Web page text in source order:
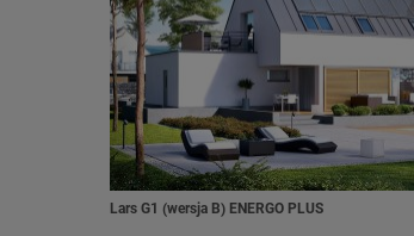
Lars G1 (wersja B) ENERGO PLUS